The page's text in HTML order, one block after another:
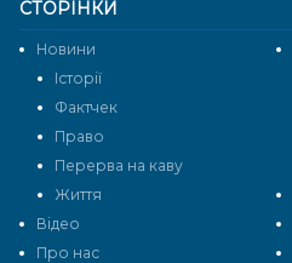
СТОРІНКИ
Новини
Історії
Фактчек
Право
Перерва на каву
Життя
Відео
Про нас